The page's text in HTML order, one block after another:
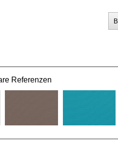
Referenzen